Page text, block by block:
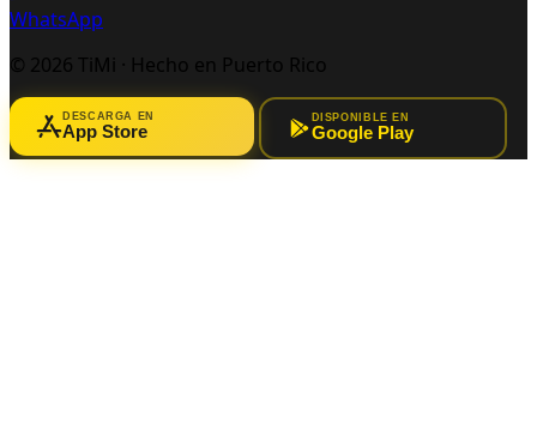
WhatsApp
© 2026 TiMi · Hecho en Puerto Rico
DESCARGA EN
App Store
DISPONIBLE EN
Google Play